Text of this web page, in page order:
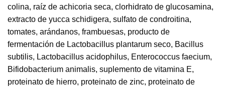
colina, raíz de achicoria seca, clorhidrato de glucosamina,
extracto de yucca schidigera, sulfato de condroitina,
tomates, arándanos, frambuesas, producto de
fermentación de Lactobacillus plantarum seco, Bacillus
subtilis, Lactobacillus acidophilus, Enterococcus faecium,
Bifidobacterium animalis, suplemento de vitamina E,
proteinato de hierro, proteinato de zinc, proteinato de